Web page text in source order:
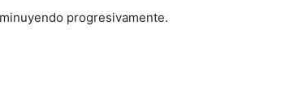
progresivamente.